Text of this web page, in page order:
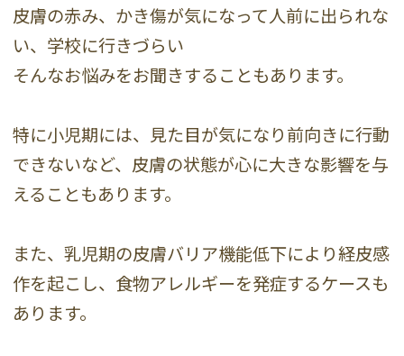
皮膚の赤み、かき傷が気になって人前に出られな
い、学校に行きづらい
そんなお悩みをお聞きすることもあります。
特に小児期には、見た目が気になり前向きに行動
できないなど、皮膚の状態が心に大きな影響を与
えることもあります。
また、乳児期の皮膚バリア機能低下により経皮感
作を起こし、食物アレルギーを発症するケースも
あります。